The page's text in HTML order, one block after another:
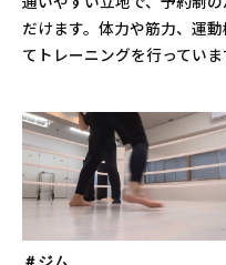
だけます。体力や筋力、運
てトレーニングを行っていま